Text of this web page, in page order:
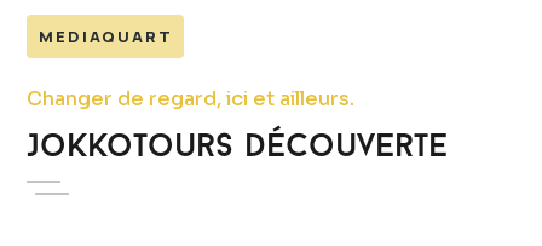
MEDIAQUART
Changer de regard, ici et ailleurs.
JokkoTours Découverte